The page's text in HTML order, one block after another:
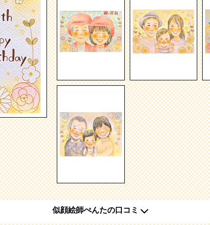
似顔絵師ぺんたの口コミ